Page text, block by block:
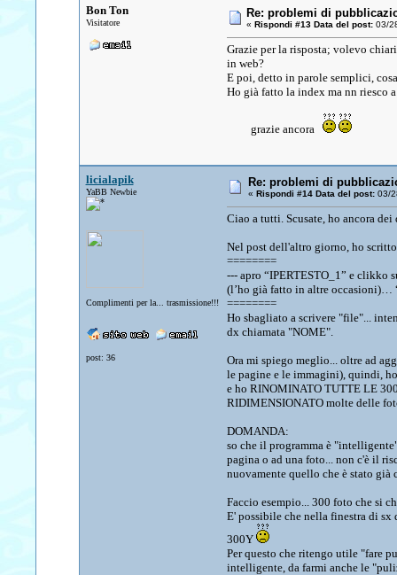
Bon Ton
Visitatore
Re: problemi di
« Rispondi #13 Data del post:03/
Grazie per la risposta; volevo
in web?
E poi, detto in parole semplici,
Ho già fatto la index ma nn riesco
grazie ancora
licialapik
YaBB Newbie
Complimenti per la... trasmissione!!!
post: 36
Re: problemi di
« Rispondi #14 Data del post:03/
Ciao a tutti. Scusate, ho ancora dei
Nel post dell'altro giorno, ho
========
--- apro “IPERTESTO_1” e
(l’ho già fatto in altre
========
Ho sbagliato a scrivere "file"...
dx chiamata "NOME".
Ora mi spiego meglio... oltre ad
le pagine e le immagini), quindi,
e ho RINOMINATO TUTTE LE
RIDIMENSIONATO molte delle
DOMANDA:
so che il programma è
pagina o ad una foto... non c'è il
nuovamente quello che è stato già
Faccio esempio... 300 foto che si
E' possibile che nella finestra di
300Y
Per questo che ritengo utile "fare
intelligente, da farmi anche le